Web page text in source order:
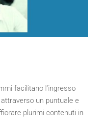
facilitano l’ingresso
un puntuale e
plurimi contenuti in